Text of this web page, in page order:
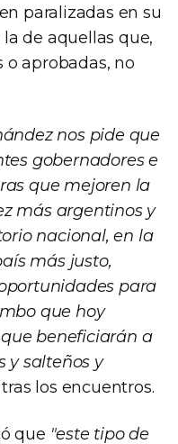
paralizadas en su
de aquellas que,
o aprobadas, no
nos pide que
gobernadores e
que mejoren la
más argentinos y
nacional, en la
más justo,
para
que hoy
beneficiarán a
y salteños y
los encuentros.
que "este tipo de